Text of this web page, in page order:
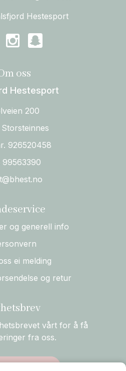
Hestesport
oss
Hestesport
200
926520458
99563390
og generell info
ei melding
og retur
vårt for å få
fra oss.